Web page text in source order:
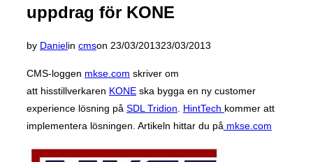
uppdrag för KONE
by Danielin cmson Posted
23/03/201323/03/2013
CMS-loggen mkse.com skriver om
att hisstillverkaren KONE ska bygga en ny customer
experience lösning på SDL Tridion HintTech kommer att
implementera lösningen. Artikeln hittar du på mkse.com